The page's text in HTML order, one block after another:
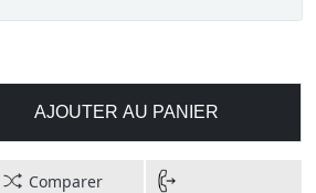
AJOUTER AU PANIER
Comparer